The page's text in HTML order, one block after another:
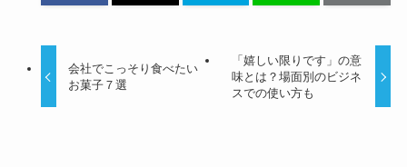
会社でこっそり食べたい
お菓子７選
「嬉しい限りです」の意
味とは？場面別のビジネ
スでの使い方も